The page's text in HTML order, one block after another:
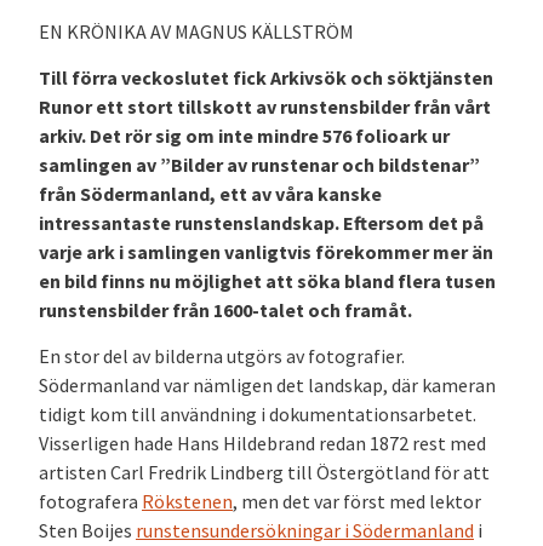
EN KRÖNIKA AV MAGNUS KÄLLSTRÖM
Till förra veckoslutet fick Arkivsök och söktjänsten
Runor ett stort tillskott av runstensbilder från vårt
arkiv. Det rör sig om inte mindre 576 folioark ur
samlingen av ”Bilder av runstenar och bildstenar”
från Södermanland, ett av våra kanske
intressantaste runstenslandskap. Eftersom det på
varje ark i samlingen vanligtvis förekommer mer än
en bild finns nu möjlighet att söka bland flera tusen
runstensbilder från 1600-talet och framåt.
En stor del av bilderna utgörs av fotografier.
Södermanland var nämligen det landskap, där kameran
tidigt kom till användning i dokumentationsarbetet.
Visserligen hade Hans Hildebrand redan 1872 rest med
artisten Carl Fredrik Lindberg till Östergötland för att
fotografera Rökstenen, men det var först med lektor
Sten Boijes runstensundersökningar i Södermanland i